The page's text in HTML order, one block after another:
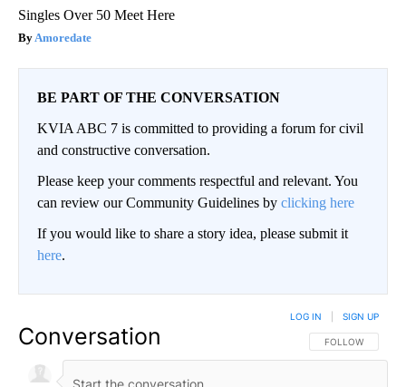
Singles Over 50 Meet Here
Amoredate
BE PART OF THE CONVERSATION
KVIA ABC 7 is committed to providing a forum for civil
and constructive conversation.
Please keep your comments respectful and relevant. You
can review our Community Guidelines by clicking here
If you would like to share a story idea, please submit it
here.
Conversation FOLLOW THIS
FOLLOW
LOG IN SIGN UP